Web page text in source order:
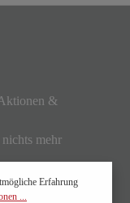
&
mehr
Erfahrung
...